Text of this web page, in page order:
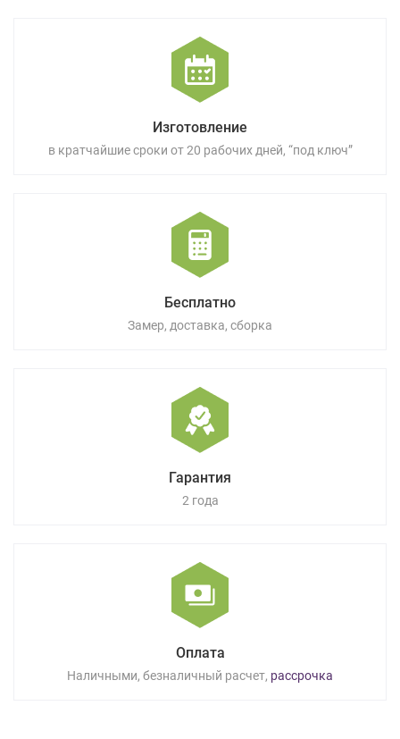
Изготовление
в кратчайшие сроки от 20 рабочих дней, “под ключ”
Бесплатно
Замер, доставка, сборка
Гарантия
2 года
Оплата
Наличными, безналичный расчет, рассрочка